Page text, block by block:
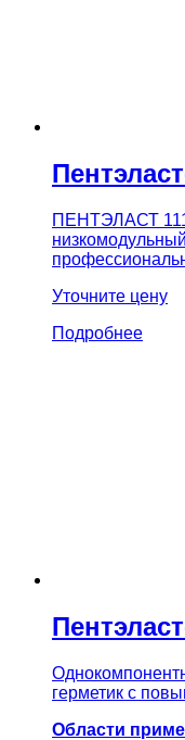
ПЕНТЭЛАСТ
Уточните цену
Подробнее
герметик с
Области